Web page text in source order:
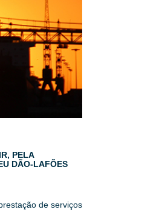
PELA
DÃO-LAFÕES
de serviços